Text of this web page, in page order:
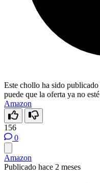
Este chollo ha sido publicado
puede que la oferta ya no
Amazon
156
0
Amazon
Publicado hace 2 meses